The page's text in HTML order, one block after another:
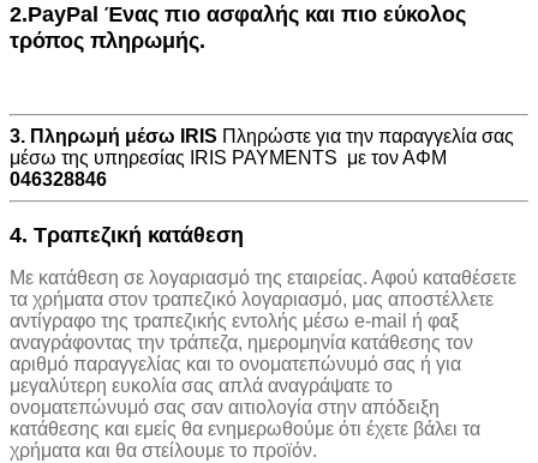
2.PayPal Ένας πιο ασφαλής και πιο εύκολος
τρόπος πληρωμής.
3. Πληρωμή μέσω IRIS Πληρώστε για την παραγγελία σας
μέσω της υπηρεσίας IRIS PAYMENTS με τον ΑΦΜ
046328846
4. Τραπεζική κατάθεση
Με κατάθεση σε λογαριασμό της εταιρείας. Αφού καταθέσετε
τα χρήματα στον τραπεζικό λογαριασμό, μας αποστέλλετε
αντίγραφο της τραπεζικής εντολής μέσω e-mail ή φαξ
αναγράφοντας την τράπεζα, ημερομηνία κατάθεσης τον
αριθμό παραγγελίας και το ονοματεπώνυμό σας ή για
μεγαλύτερη ευκολία σας απλά αναγράψατε το
ονοματεπώνυμό σας σαν αιτιολογία στην απόδειξη
κατάθεσης και εμείς θα ενημερωθούμε ότι έχετε βάλει τα
χρήματα και θα στείλουμε το προϊόν.